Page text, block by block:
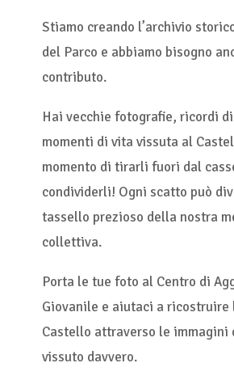
Stiamo creando l’archivio
del Parco e abbiamo bisogno
contributo.
Hai vecchie fotografie, ricordi
momenti di vita vissuta al
momento di tirarli fuori dal
condividerli! Ogni scatto può
tassello prezioso della nostra
collettiva.
Porta le tue foto al Centro di
Giovanile e aiutaci a
Castello attraverso le immagini
vissuto davvero.